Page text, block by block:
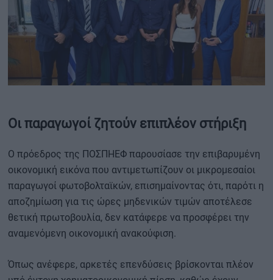
Οι παραγωγοί ζητούν επιπλέον στήριξη
Ο πρόεδρος της ΠΟΣΠΗΕΦ παρουσίασε την επιβαρυμένη
οικονομική εικόνα που αντιμετωπίζουν οι μικρομεσαίοι
παραγωγοί φωτοβολταϊκών, επισημαίνοντας ότι, παρότι η
αποζημίωση για τις ώρες μηδενικών τιμών αποτέλεσε
θετική πρωτοβουλία, δεν κατάφερε να προσφέρει την
αναμενόμενη οικονομική ανακούφιση.
Όπως ανέφερε, αρκετές επενδύσεις βρίσκονται πλέον